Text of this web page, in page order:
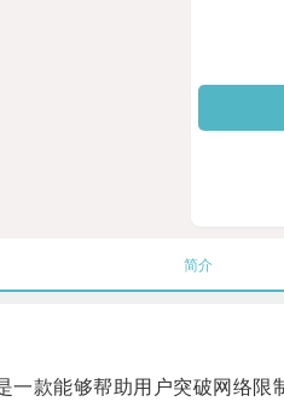
简介
款能够帮助用户突破网络限